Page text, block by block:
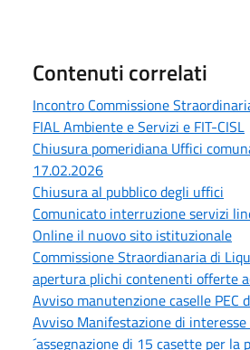
Contenuti correlati
Incontro Commissione
FIAL Ambiente e Servizi e FIT-CISL
Chiusura pomeridiana Uffici
17.02.2026
Chiusura al pubblico degli uffici
Comunicato interruzione servizi
Online il nuovo sito istituzionale
Commissione Straordianaria di
apertura plichi contenenti offerte
Avviso manutenzione caselle PEC
Avviso Manifestazione di
´assegnazione di 15 casette per la